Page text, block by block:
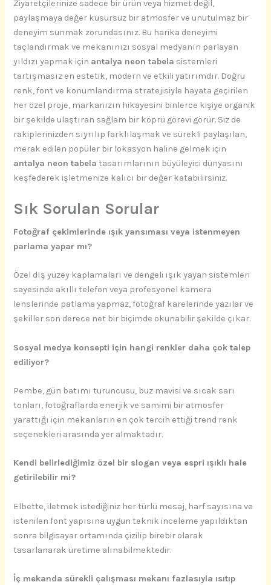
Ziyaretçilerinize sadece bir ürün veya hizmet değil,
paylaşmaya değer kusursuz bir atmosfer ve unutulmaz bir
deneyim sunmak zorundasınız. Bu harika deneyimi
taçlandırmak ve mekanınızı sosyal medyanın parlayan
yıldızı yapmak için antalya neon tabela sistemleri
tartışmasız en estetik, modern ve etkili yatırımdır. Doğru
renk, font ve konumlandırma stratejisiyle hayata geçirilen
her özel proje, markanızın hikayesini binlerce kişiye organik
bir şekilde ulaştıran sağlam bir köprü görevi görür. Siz de
rakiplerinizden sıyrılıp farklılaşmak ve sürekli paylaşılan,
merak edilen popüler bir lokasyon haline gelmek için
antalya neon tabela tasarımlarının büyüleyici dünyasını
keşfederek işletmenize kalıcı bir değer katabilirsiniz.
Sık Sorulan Sorular
Fotoğraf çekimlerinde ışık yansıması veya istenmeyen
parlama yapar mı?
Özel dış yüzey kaplamaları ve dengeli ışık yayan sistemleri
sayesinde akıllı telefon veya profesyonel kamera
lenslerinde patlama yapmaz, fotoğraf karelerinde yazılar ve
şekiller son derece net bir biçimde okunabilir şekilde çıkar.
Sosyal medya konsepti için hangi renkler daha çok talep
ediliyor?
Pembe, gün batımı turuncusu, buz mavisi ve sıcak sarı
tonları, fotoğraflarda enerjik ve samimi bir atmosfer
yarattığı için mekanların en çok tercih ettiği trend renk
seçenekleri arasında yer almaktadır.
Kendi belirlediğimiz özel bir slogan veya espri ışıklı hale
getirilebilir mi?
Elbette, iletmek istediğiniz her türlü mesaj, harf sayısına ve
istenilen font yapısına uygun teknik inceleme yapıldıktan
sonra bilgisayar ortamında çizilip birebir olarak
tasarlanarak üretime alınabilmektedir.
İç mekanda sürekli çalışması mekanı fazlasıyla ısıtıp